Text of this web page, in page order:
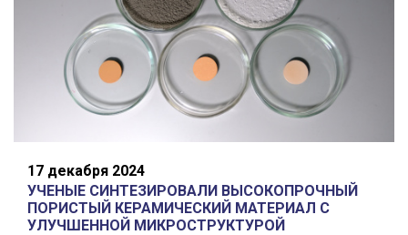
17 декабря 2024
УЧЕНЫЕ СИНТЕЗИРОВАЛИ ВЫСОКОПРОЧНЫЙ
ПОРИСТЫЙ КЕРАМИЧЕСКИЙ МАТЕРИАЛ С
УЛУЧШЕННОЙ МИКРОСТРУКТУРОЙ